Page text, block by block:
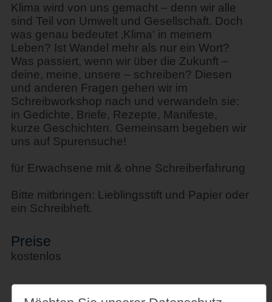
Klima wird von uns gemacht – denn wir alle
sind Teil von Umwelt und Gesellschaft. Doch
was genau bedeutet ‚Klima‘ in meinem
Leben? Ist Wandel mehr als nur ein Wort?
Was passiert, wenn wir über die Zukunft –
deine, meine, unsere – schreiben? Diesen
und anderen Fragen gehen wir im
Schreibworkshop nach und verwandeln sie:
in Gedichte, Briefe, Rezepte, Manifeste,
kurze Geschichten. Gemeinsam begeben wir
uns auf Spurensuche!
für Erwachsene mit & ohne Schreiberfahrung
Bitte mitbringen: Lieblingsstift und Papier oder
ein Schreibheft.
Preise
kostenlos
Links